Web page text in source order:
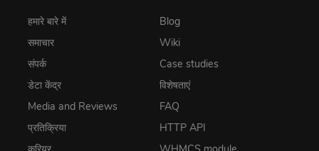
हमारे बारे में
समाचार
संपर्क
डेटा केंद्र
Media and Reviews
प्रतिक्रिया
Blog
Wiki
Case studies
विशेषताएं
FAQ
HTTP API